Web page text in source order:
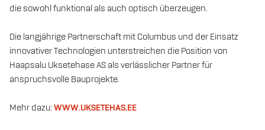
die sowohl funktional als auch optisch überzeugen.
Die langjährige Partnerschaft mit Columbus und der Einsatz
innovativer Technologien unterstreichen die Position von
Haapsalu Uksetehase AS als verlässlicher Partner für
anspruchsvolle Bauprojekte.
Mehr dazu: WWW.UKSETEHAS.EE